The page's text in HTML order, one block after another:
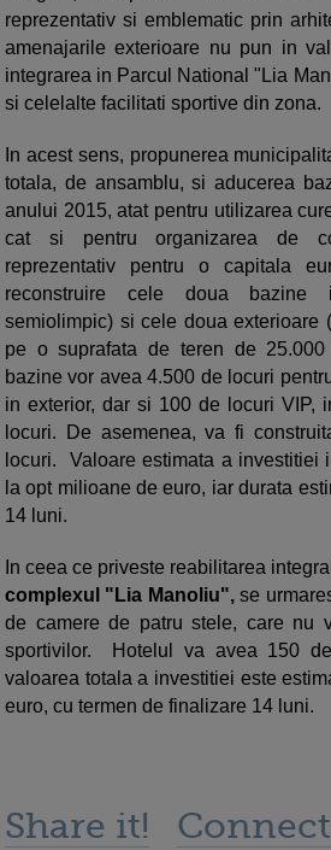
reprezentativ si emblematic prin
amenajarile exterioare nu pun in
integrarea in Parcul National "Lia
si celelalte facilitati sportive din zona.
In acest sens, propunerea
totala, de ansamblu, si aducerea
anului 2015, atat pentru utilizarea
cat si pentru organizarea de
reprezentativ pentru o capitala
reconstruire cele doua bazine
semiolimpic) si cele doua exterioare
pe o suprafata de teren de
bazine vor avea 4.500 de locuri
in exterior, dar si 100 de locuri VIP,
locuri. De asemenea, va fi
locuri. Valoare estimata a investitiei
la opt milioane de euro, iar durata
14 luni.
In ceea ce priveste reabilitarea
complexul "Lia Manoliu",se
de camere de patru stele, care nu
sportivilor. Hotelul va avea 150
valoarea totala a investitiei este
euro, cu termen de finalizare 14 luni.
Share it! Connect